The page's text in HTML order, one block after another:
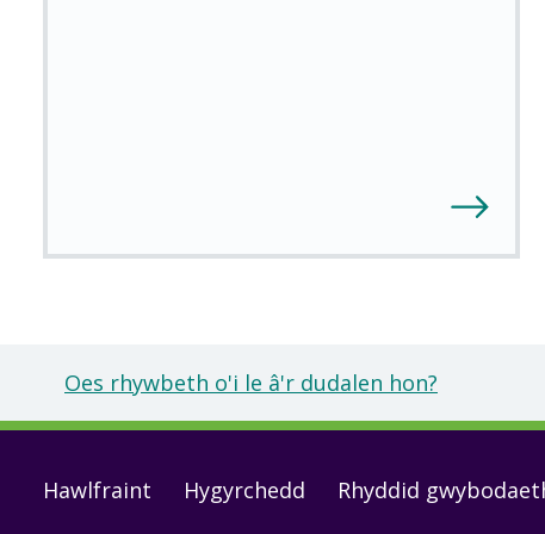
Oes rhywbeth o'i le â'r dudalen hon?
Footer
Hawlfraint Hygyrchedd Rhyddid